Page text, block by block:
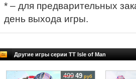
* – для предварительных
день выхода игры.
Другие игры серии TT Isle of Man
499 49 руб